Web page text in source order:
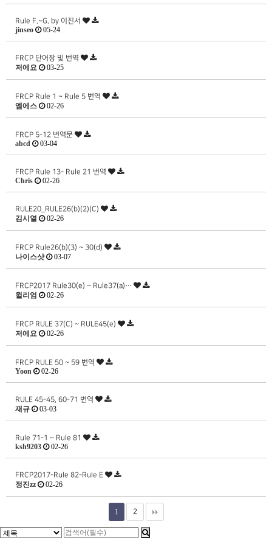
Rule F.~G. by 이진서
jinseo 05-24
FRCP 단어장 및 번역
저에요 03-25
FRCP Rule 1 ~ Rule 5 번역
엠에스 02-26
FRCP 5-12 번역문
abcd 03-04
FRCP Rule 13- Rule 21 번역
Chris 02-26
RULE20_RULE26(b)(2)(C)
김시열 02-26
FRCP Rule26(b)(3) ~ 30(d)
나이스샷 03-07
FRCP2017 Rule30(e) ~ Rule37(a)…
윌리엄 02-26
FRCP RULE 37(C) ~ RULE45(e)
저에요 02-26
FRCP RULE 50 ~ 59 번역
Yoon 02-26
RULE 45-45, 60-71 번역
재규 03-03
Rule 71-1 ~ Rule 81
ksh9203 02-26
FRCP2017-Rule 82-Rule E
정진zz 02-26
1 2